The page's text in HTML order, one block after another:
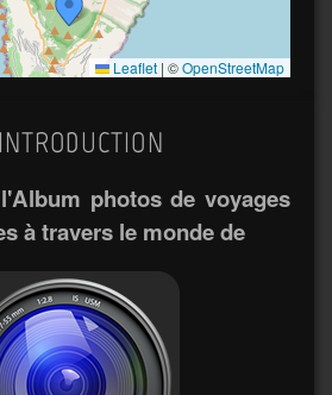
Leaflet | ©OpenStreetMap
INTRODUCTION
photos de voyages
à travers le monde de